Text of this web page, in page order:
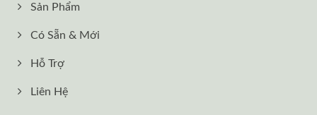
Sản Phẩm
Có Sẵn & Mới
Hỗ Trợ
Liên Hệ